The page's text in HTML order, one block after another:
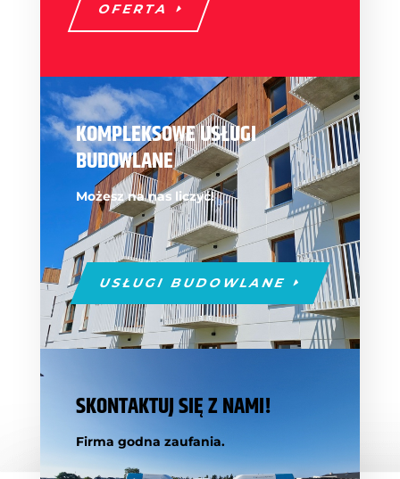
OFERTA
KOMPLEKSOWE USŁUGI
BUDOWLANE
Możesz na nas liczyć!
USŁUGI BUDOWLANE
SKONTAKTUJ SIĘ Z NAMI!
Firma godna zaufania.